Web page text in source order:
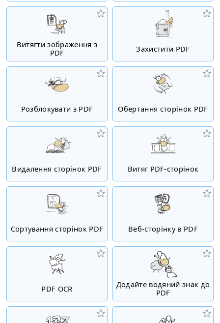
Витягти зображення з
PDF
Захистити PDF
Розблокувати з PDF Обертання сторінок PDF
Видалення сторінок PDF Витяг PDF-сторінок
Сортування сторінок PDF Веб-сторінку в PDF
PDF OCR
Додайте водяний знак до
PDF